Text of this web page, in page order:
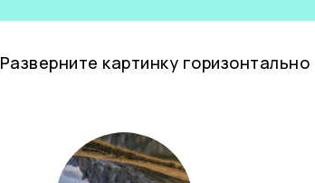
Разверните картинку горизонтально